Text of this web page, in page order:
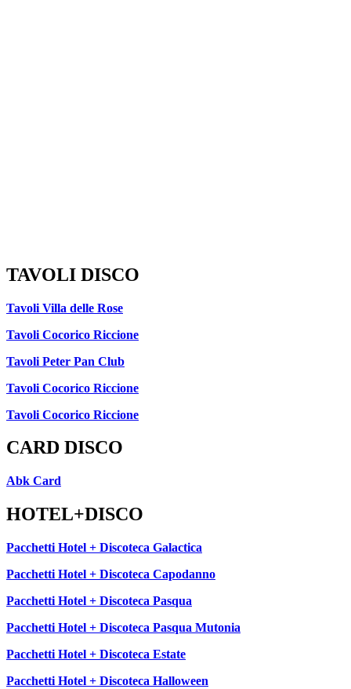
TAVOLI DISCO
Tavoli Villa delle Rose
Tavoli Cocorico Riccione
Tavoli Peter Pan Club
Tavoli Cocorico Riccione
Tavoli Cocorico Riccione
CARD DISCO
Abk Card
HOTEL+DISCO
Pacchetti Hotel + Discoteca Galactica
Pacchetti Hotel + Discoteca Capodanno
Pacchetti Hotel + Discoteca Pasqua
Pacchetti Hotel + Discoteca Pasqua Mutonia
Pacchetti Hotel + Discoteca Estate
Pacchetti Hotel + Discoteca Halloween